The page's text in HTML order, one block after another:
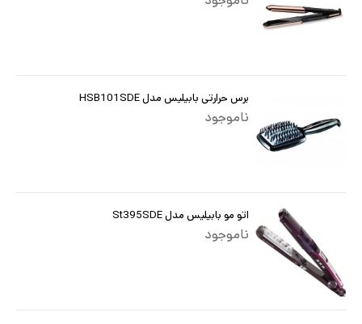
برس حرارتی بابیلیس مدل HSB101SDE
ناموجود
اتو مو بابیلیس مدل St395SDE
ناموجود